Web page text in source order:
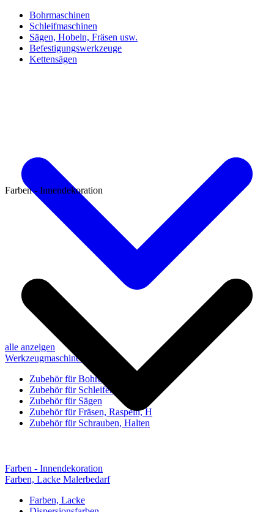
Bohrmaschinen
Schleifmaschinen
Sägen, Hobeln, Fräsen usw.
Befestigungswerkzeuge
Kettensägen
alle anzeigen
Werkzeugmaschinen-Zubehör
Zubehör für Bohren, Bohrhilfen
Zubehör für Schleifen, Poliere
Zubehör für Sägen
Zubehör für Fräsen, Raspeln, H
Zubehör für Schrauben, Halten
Farben - Innendekoration
Farben - Innendekoration
Farben, Lacke Malerbedarf
Farben, Lacke